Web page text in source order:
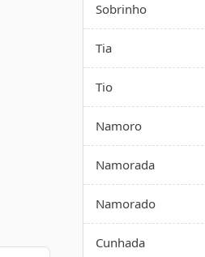
Sobrinho
Tia
Tio
Namoro
Namorada
Namorado
Cunhada